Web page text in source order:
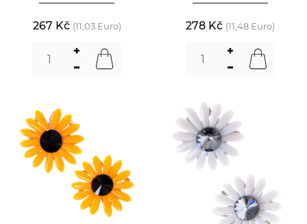
267 Kč (11,03 Euro) 278 Kč (11,48 Euro)